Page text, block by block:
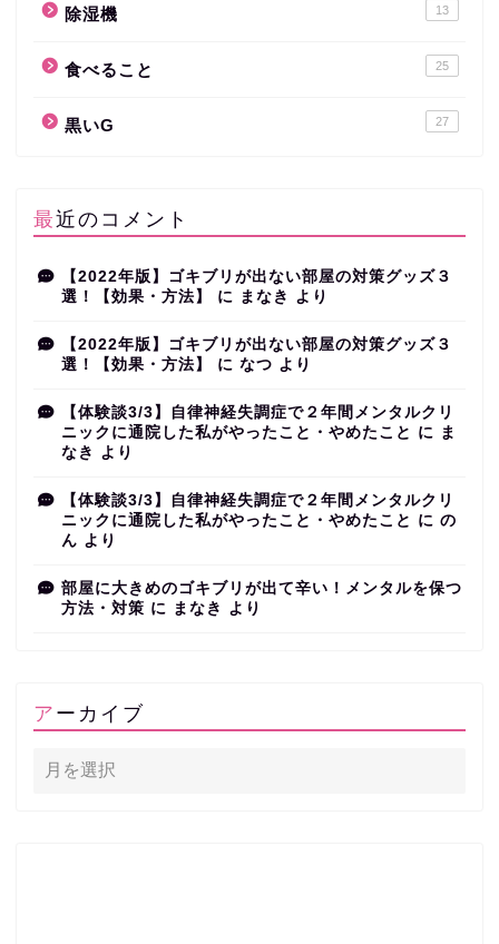
除湿機 13
食べること 25
黒いG 27
最近のコメント
【2022年版】ゴキブリが出ない部屋の対策グッズ３
選！【効果・方法】
に まなき より
【2022年版】ゴキブリが出ない部屋の対策グッズ３
選！【効果・方法】
に なつ より
【体験談3/3】自律神経失調症で２年間メンタルクリ
ニックに通院した私がやったこと・やめたこと に ま
なき より
【体験談3/3】自律神経失調症で２年間メンタルクリ
ニックに通院した私がやったこと・やめたこと に の
ん より
部屋に大きめのゴキブリが出て辛い！メンタルを保つ
方法・対策 に まなき より
アーカイブ